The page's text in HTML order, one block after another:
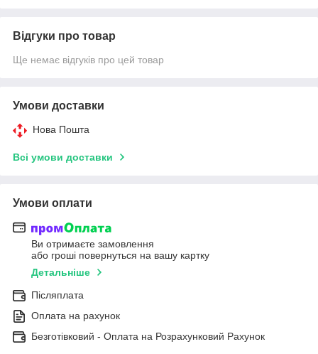
Відгуки про товар
Ще немає відгуків про цей товар
Умови доставки
Нова Пошта
Всі умови доставки
Умови оплати
Ви отримаєте замовлення
або гроші повернуться на вашу картку
Детальніше
Післяплата
Оплата на рахунок
Безготівковий - Оплата на Розрахунковий Рахунок